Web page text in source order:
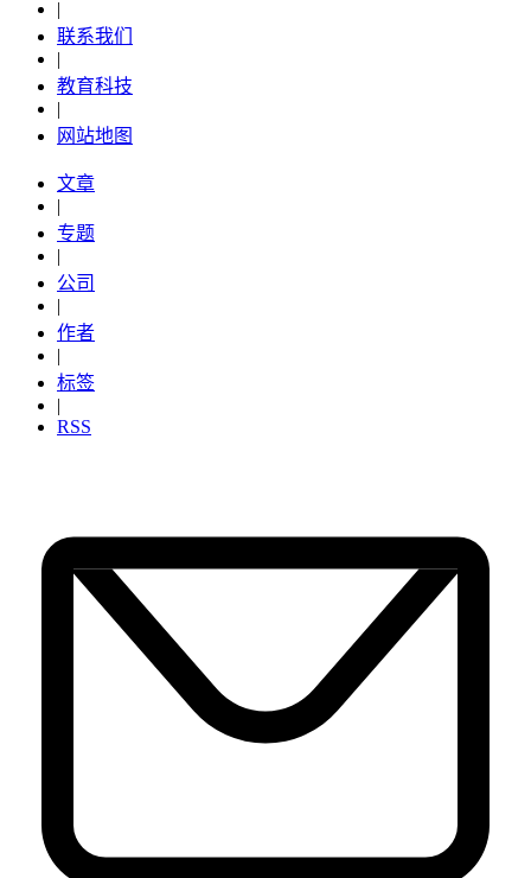
|
联系我们
|
教育科技
|
网站地图
文章
|
专题
|
公司
|
作者
|
标签
|
RSS